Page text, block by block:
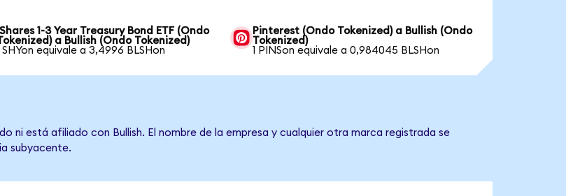
1-3 Year Treasury Bond ETF (Ondo
a Bullish (Ondo Tokenized)
SHYon equivale a 3,4996 BLSHon
Pinterest (Ondo Tokenized) a Bullish (Ondo
Tokenized)
1 PINSon equivale a 0,984045 BLSHon
ni está afiliado con Bullish. El nombre de la empresa y cualquier otra marca registrada se
subyacente.